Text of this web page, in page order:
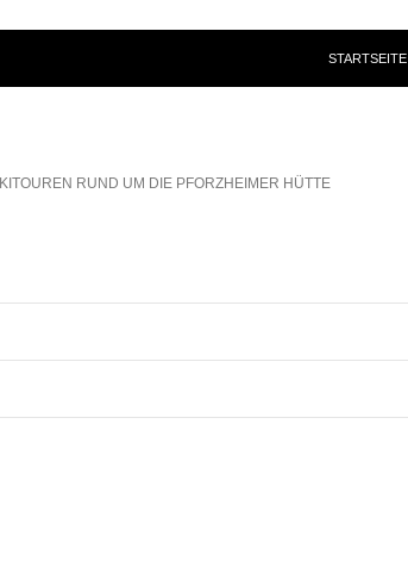
STARTSEITE
RUND UM DIE PFORZHEIMER HÜTTE